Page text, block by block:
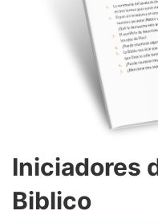
Iniciadores
Biblico